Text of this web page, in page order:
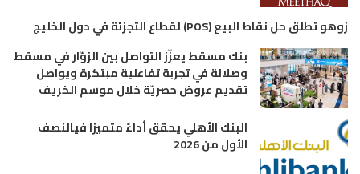
زوهو تطلق حل نقاط البيع (POS) لقطاع التجزئة في دول الخليج
بنك مسقط يعزّز التواصل بين الزوّار في مسقط
وصلالة في تجربة تفاعلية مبتكرة ويواصل
تقديم عروض حصريّة خلال موسم الخريف
البنك الأهلي يحقق أداءً متميزا فيالنصف
الأول من 2026